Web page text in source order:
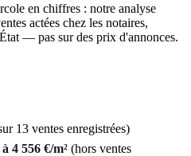
en chiffres : notre analyse
actées chez les notaires,
— pas sur des prix d'annonces.
13 ventes enregistrées)
4 556 €/m² (hors ventes